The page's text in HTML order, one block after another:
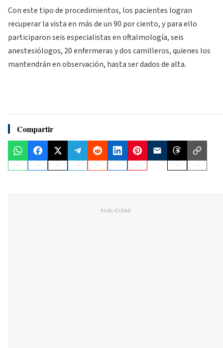
Con este tipo de procedimientos, los pacientes logran
recuperar la vista en más de un 90 por ciento, y para ello
participaron seis especialistas en oftalmología, seis
anestesiólogos, 20 enfermeras y dos camilleros, quienes los
mantendrán en observación, hasta ser dados de alta.
Compartir
PUBLICIDAD